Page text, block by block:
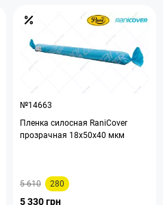
№14663
Пленка силосная RaniCover
прозрачная 18х50х40 мкм
5 610 280
5 330 грн